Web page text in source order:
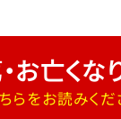
お亡くな
らをお読みくだ